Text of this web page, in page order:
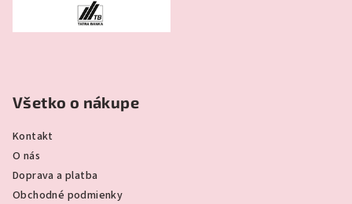
Všetko o nákupe
Kontakt
O nás
Doprava a platba
Obchodné podmienky